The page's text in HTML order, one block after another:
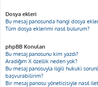
Dosya ekleri
Bu mesaj panosunda hangi dosya
Tüm dosya eklerimi nasıl bulurum?
phpBB Konuları
Bu mesaj panosunu kim yazdı?
Aradığım X özellik neden yok?
Bu mesaj panosuyla ilgili hukuki
başvurabilirim?
Bir mesaj panosu yöneticisiyle nasıl